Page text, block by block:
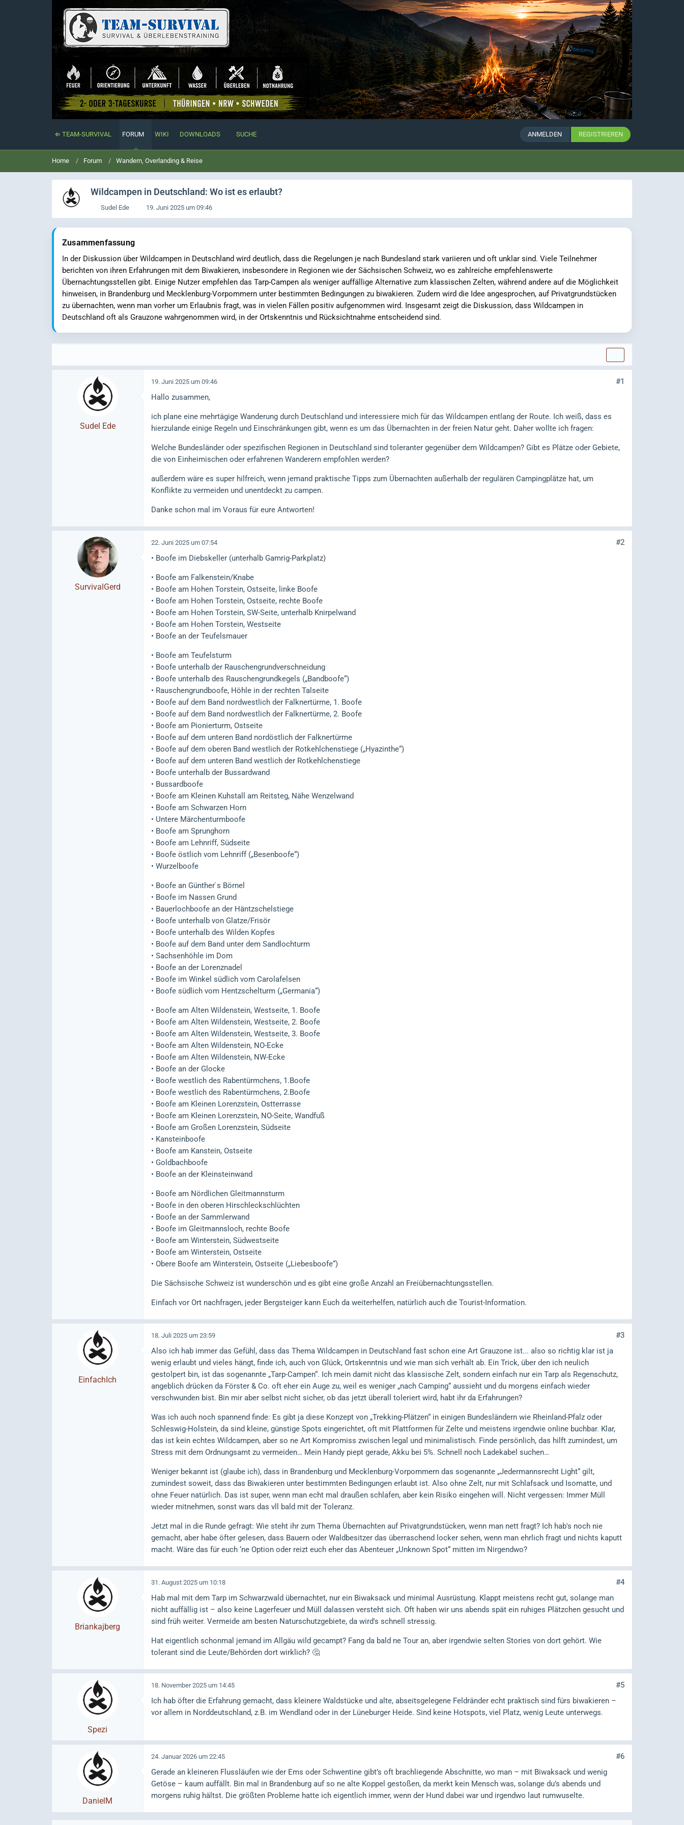
⇐ TEAM-SURVIVAL FORUM WIKI DOWNLOADS SUCHE ANMELDEN REGISTRIEREN
Home Forum Wandern, Overlanding & Reise
Wildcampen in Deutschland: Wo ist es erlaubt?
Sudel Ede 19. Juni 2025 um 09:46
Zusammenfassung
In der Diskussion über Wildcampen in Deutschland wird deutlich, dass die Regelungen je nach Bundesland stark variieren und oft unklar sind. Viele Teilnehmer
berichten von ihren Erfahrungen mit dem Biwakieren, insbesondere in Regionen wie der Sächsischen Schweiz, wo es zahlreiche empfehlenswerte
Übernachtungsstellen gibt. Einige Nutzer empfehlen das Tarp-Campen als weniger auffällige Alternative zum klassischen Zelten, während andere auf die Möglichkeit
hinweisen, in Brandenburg und Mecklenburg-Vorpommern unter bestimmten Bedingungen zu biwakieren. Zudem wird die Idee angesprochen, auf Privatgrundstücken
zu übernachten, wenn man vorher um Erlaubnis fragt, was in vielen Fällen positiv aufgenommen wird. Insgesamt zeigt die Diskussion, dass Wildcampen in
Deutschland oft als Grauzone wahrgenommen wird, in der Ortskenntnis und Rücksichtnahme entscheidend sind.
Sudel Ede
19. Juni 2025 um 09:46
#1
Hallo zusammen,
ich plane eine mehrtägige Wanderung durch Deutschland und interessiere mich für das Wildcampen entlang der Route. Ich weiß, dass es
hierzulande einige Regeln und Einschränkungen gibt, wenn es um das Übernachten in der freien Natur geht. Daher wollte ich fragen:
Welche Bundesländer oder spezifischen Regionen in Deutschland sind toleranter gegenüber dem Wildcampen? Gibt es Plätze oder Gebiete,
die von Einheimischen oder erfahrenen Wanderern empfohlen werden?
außerdem wäre es super hilfreich, wenn jemand praktische Tipps zum Übernachten außerhalb der regulären Campingplätze hat, um
Konflikte zu vermeiden und unentdeckt zu campen.
Danke schon mal im Voraus für eure Antworten!
SurvivalGerd
22. Juni 2025 um 07:54
#2
• Boofe im Diebskeller (unterhalb Gamrig-Parkplatz)
• Boofe am Falkenstein/Knabe
• Boofe am Hohen Torstein, Ostseite, linke Boofe
• Boofe am Hohen Torstein, Ostseite, rechte Boofe
• Boofe am Hohen Torstein, SW-Seite, unterhalb Knirpelwand
• Boofe am Hohen Torstein, Westseite
• Boofe an der Teufelsmauer
• Boofe am Teufelsturm
• Boofe unterhalb der Rauschengrundverschneidung
• Boofe unterhalb des Rauschengrundkegels („Bandboofe“)
• Rauschengrundboofe, Höhle in der rechten Talseite
• Boofe auf dem Band nordwestlich der Falknertürme, 1. Boofe
• Boofe auf dem Band nordwestlich der Falknertürme, 2. Boofe
• Boofe am Pionierturm, Ostseite
• Boofe auf dem unteren Band nordöstlich der Falknertürme
• Boofe auf dem oberen Band westlich der Rotkehlchenstiege („Hyazinthe“)
• Boofe auf dem unteren Band westlich der Rotkehlchenstiege
• Boofe unterhalb der Bussardwand
• Bussardboofe
• Boofe am Kleinen Kuhstall am Reitsteg, Nähe Wenzelwand
• Boofe am Schwarzen Horn
• Untere Märchenturmboofe
• Boofe am Sprunghorn
• Boofe am Lehnriff, Südseite
• Boofe östlich vom Lehnriff („Besenboofe“)
• Wurzelboofe
• Boofe an Günther ́s Börnel
• Boofe im Nassen Grund
• Bauerlochboofe an der Häntzschelstiege
• Boofe unterhalb von Glatze/Frisör
• Boofe unterhalb des Wilden Kopfes
• Boofe auf dem Band unter dem Sandlochturm
• Sachsenhöhle im Dom
• Boofe an der Lorenznadel
• Boofe im Winkel südlich vom Carolafelsen
• Boofe südlich vom Hentzschelturm („Germania“)
• Boofe am Alten Wildenstein, Westseite, 1. Boofe
• Boofe am Alten Wildenstein, Westseite, 2. Boofe
• Boofe am Alten Wildenstein, Westseite, 3. Boofe
• Boofe am Alten Wildenstein, NO-Ecke
• Boofe am Alten Wildenstein, NW-Ecke
• Boofe an der Glocke
• Boofe westlich des Rabentürmchens, 1.Boofe
• Boofe westlich des Rabentürmchens, 2.Boofe
• Boofe am Kleinen Lorenzstein, Ostterrasse
• Boofe am Kleinen Lorenzstein, NO-Seite, Wandfuß
• Boofe am Großen Lorenzstein, Südseite
• Kansteinboofe
• Boofe am Kanstein, Ostseite
• Goldbachboofe
• Boofe an der Kleinsteinwand
• Boofe am Nördlichen Gleitmannsturm
• Boofe in den oberen Hirschleckschlüchten
• Boofe an der Sammlerwand
• Boofe im Gleitmannsloch, rechte Boofe
• Boofe am Winterstein, Südwestseite
• Boofe am Winterstein, Ostseite
• Obere Boofe am Winterstein, Ostseite („Liebesboofe“)
Die Sächsische Schweiz ist wunderschön und es gibt eine große Anzahl an Freiübernachtungsstellen.
Einfach vor Ort nachfragen, jeder Bergsteiger kann Euch da weiterhelfen, natürlich auch die Tourist-Information.
EinfachIch
18. Juli 2025 um 23:59
#3
Also ich hab immer das Gefühl, dass das Thema Wildcampen in Deutschland fast schon eine Art Grauzone ist... also so richtig klar ist ja
wenig erlaubt und vieles hängt, finde ich, auch von Glück, Ortskenntnis und wie man sich verhält ab. Ein Trick, über den ich neulich
gestolpert bin, ist das sogenannte „Tarp-Campen“. Ich mein damit nicht das klassische Zelt, sondern einfach nur ein Tarp als Regenschutz,
angeblich drücken da Förster & Co. oft eher ein Auge zu, weil es weniger „nach Camping“ aussieht und du morgens einfach wieder
verschwunden bist. Bin mir aber selbst nicht sicher, ob das jetzt überall toleriert wird, habt ihr da Erfahrungen?
Was ich auch noch spannend finde: Es gibt ja diese Konzept von „Trekking-Plätzen“ in einigen Bundesländern wie Rheinland-Pfalz oder
Schleswig-Holstein, da sind kleine, günstige Spots eingerichtet, oft mit Plattformen für Zelte und meistens irgendwie online buchbar. Klar,
das ist kein echtes Wildcampen, aber so ne Art Kompromiss zwischen legal und minimalistisch. Finde persönlich, das hilft zumindest, um
Stress mit dem Ordnungsamt zu vermeiden… Mein Handy piept gerade, Akku bei 5%. Schnell noch Ladekabel suchen…
Weniger bekannt ist (glaube ich), dass in Brandenburg und Mecklenburg-Vorpommern das sogenannte „Jedermannsrecht Light“ gilt,
zumindest soweit, dass das Biwakieren unter bestimmten Bedingungen erlaubt ist. Also ohne Zelt, nur mit Schlafsack und Isomatte, und
ohne Feuer natürlich. Das ist super, wenn man echt mal draußen schlafen, aber kein Risiko eingehen will. Nicht vergessen: Immer Müll
wieder mitnehmen, sonst wars das vll bald mit der Toleranz.
Jetzt mal in die Runde gefragt: Wie steht ihr zum Thema Übernachten auf Privatgrundstücken, wenn man nett fragt? Ich hab's noch nie
gemacht, aber habe öfter gelesen, dass Bauern oder Waldbesitzer das überraschend locker sehen, wenn man ehrlich fragt und nichts kaputt
macht. Wäre das für euch ‘ne Option oder reizt euch eher das Abenteuer „Unknown Spot“ mitten im Nirgendwo?
Briankajberg
31. August 2025 um 10:18
#4
Hab mal mit dem Tarp im Schwarzwald übernachtet, nur ein Biwaksack und minimal Ausrüstung. Klappt meistens recht gut, solange man
nicht auffällig ist – also keine Lagerfeuer und Müll dalassen versteht sich. Oft haben wir uns abends spät ein ruhiges Plätzchen gesucht und
sind früh weiter. Vermeide am besten Naturschutzgebiete, da wird's schnell stressig.
Hat eigentlich schonmal jemand im Allgäu wild gecampt? Fang da bald ne Tour an, aber irgendwie selten Stories von dort gehört. Wie
tolerant sind die Leute/Behörden dort wirklich? 🤔
Spezi
18. November 2025 um 14:45
#5
Ich hab öfter die Erfahrung gemacht, dass kleinere Waldstücke und alte, abseitsgelegene Feldränder echt praktisch sind fürs biwakieren –
vor allem in Norddeutschland, z.B. im Wendland oder in der Lüneburger Heide. Sind keine Hotspots, viel Platz, wenig Leute unterwegs.
DanielM
24. Januar 2026 um 22:45
#6
Gerade an kleineren Flussläufen wie der Ems oder Schwentine gibt’s oft brachliegende Abschnitte, wo man – mit Biwaksack und wenig
Getöse – kaum auffällt. Bin mal in Brandenburg auf so ne alte Koppel gestoßen, da merkt kein Mensch was, solange du’s abends und
morgens ruhig hältst. Die größten Probleme hatte ich eigentlich immer, wenn der Hund dabei war und irgendwo laut rumwuselte.